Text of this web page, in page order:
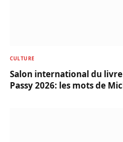
CULTURE
Salon international du
Passy 2026: les mots de